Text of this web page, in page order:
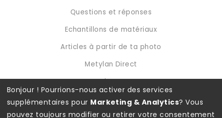
Questions et réponses
Echantillons de matériaux
Articles à partir de ta photo
Metylan Direct
Metylan Extra
Modes de paiements disponibles
Bonjour ! Pourrions-nous activer des services
supplémentaires pour Marketing & Analytics? Vous
pouvez toujours modifier ou retirer votre consentement